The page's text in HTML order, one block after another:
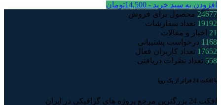
افزودن به سبد خرید - 14,500تومان
24677 محصول برای فروش
19192 تعداد سفارشات
21 اخبار و مقالات
1168 درخواست پشتیبانی
17652 تعداد کاربران فعال
558 تعداد نظرات دریافتی
با افکت 24 فراتر از یک رویا
افکت 24 بزرگترین مرجع پروژه های گرافیکی در ایران